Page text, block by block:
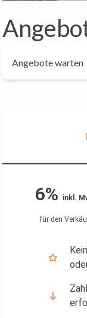
Angebote warten
6% inkl.
für den